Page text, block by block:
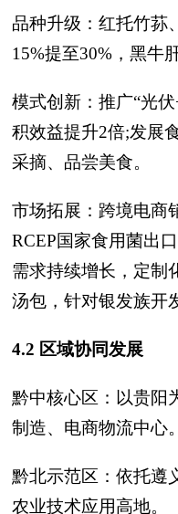
品种升级：红托竹荪
15%提至30%，黑牛
模式创新：推广“光
积效益提升2倍;发展
采摘、品尝美食。
市场拓展：跨境电商
RCEP国家食用菌出
需求持续增长，定制
汤包，针对银发族开
4.2 区域协同发展
黔中核心区：以贵阳
制造、电商物流中心。
黔北示范区：依托遵
农业技术应用高地。